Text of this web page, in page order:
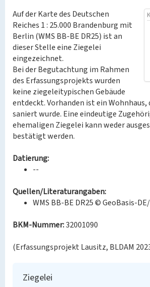
Auf der Karte des Deutschen
Reiches 1 : 25.000 Brandenburg mit
Berlin (WMS BB-BE DR25) ist an
dieser Stelle eine Ziegelei
eingezeichnet.
Bei der Begutachtung im Rahmen
des Erfassungsprojekts wurden
keine ziegeleitypischen Gebäude
entdeckt. Vorhanden ist ein
saniert wurde. Eine eindeutige
ehemaligen Ziegelei kann weder
bestätigt werden.
Datierung:
--
Quellen/Literaturangaben:
WMS BB-BE DR25 © GeoBasis-
BKM-Nummer:32001090
(Erfassungsprojekt Lausitz, BLDAM
Ziegelei